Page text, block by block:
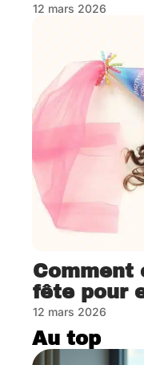
12 mars 2026
Comment
fête pour
12 mars 2026
Au top